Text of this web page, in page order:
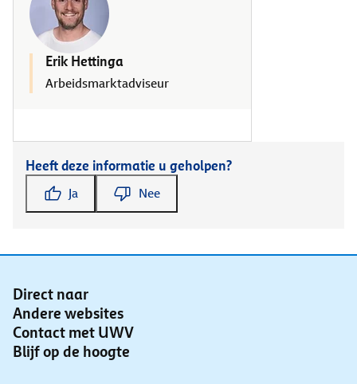
Erik Hettinga
Arbeidsmarktadviseur
Heeft deze informatie u geholpen?
Ja Nee
Direct naar
Andere websites
Contact met UWV
Blijf op de hoogte